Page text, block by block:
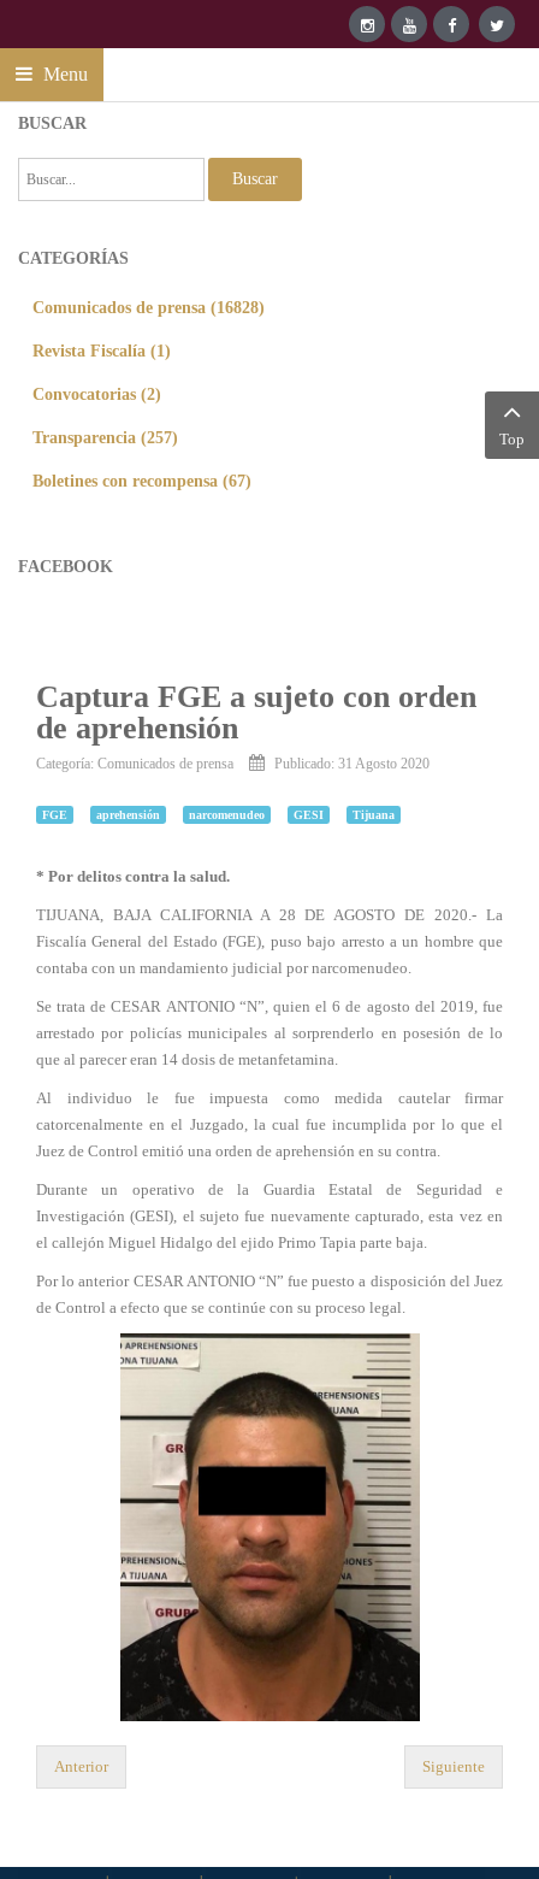
Menu
BUSCAR
Buscar
CATEGORÍAS
Comunicados de prensa (16828)
Revista Fiscalía (1)
Convocatorias (2)
Transparencia (257)
Boletines con recompensa (67)
FACEBOOK
Captura FGE a sujeto con orden
de aprehensión
Categoría: Comunicados de prensa Publicado: 31 Agosto 2020
FGE aprehensión narcomenudeo GESI Tijuana
* Por delitos contra la salud.
TIJUANA, BAJA CALIFORNIA A 28 DE AGOSTO DE 2020.- La
Fiscalía General del Estado (FGE), puso bajo arresto a un hombre que
contaba con un mandamiento judicial por narcomenudeo.
Se trata de CESAR ANTONIO “N”, quien el 6 de agosto del 2019, fue
arrestado por policías municipales al sorprenderlo en posesión de lo
que al parecer eran 14 dosis de metanfetamina.
Al individuo le fue impuesta como medida cautelar firmar
catorcenalmente en el Juzgado, la cual fue incumplida por lo que el
Juez de Control emitió una orden de aprehensión en su contra.
Durante un operativo de la Guardia Estatal de Seguridad e
Investigación (GESI), el sujeto fue nuevamente capturado, esta vez en
el callejón Miguel Hidalgo del ejido Primo Tapia parte baja.
Por lo anterior CESAR ANTONIO “N” fue puesto a disposición del Juez
de Control a efecto que se continúe con su proceso legal.
Anterior Siguiente
Top